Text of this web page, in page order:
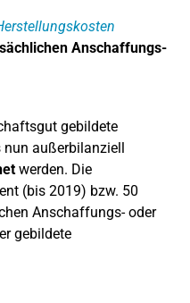
Anschaffungs-
gebildete
außerbilanziell
werden. Die
(bis 2019) bzw. 50
Anschaffungs- oder
gebildete